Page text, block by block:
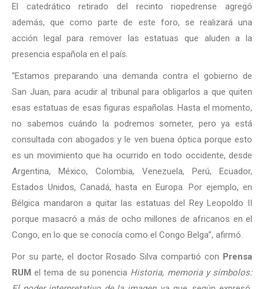
El catedrático retirado del recinto riopedrense agregó
además, que como parte de este foro, se realizará una
acción legal para remover las estatuas que aluden a la
presencia española en el país.
“Estamos preparando una demanda contra el gobierno de
San Juan, para acudir al tribunal para obligarlos a que quiten
esas estatuas de esas figuras españolas. Hasta el momento,
no sabemos cuándo la podremos someter, pero ya está
consultada con abogados y le ven buena óptica porque esto
es un movimiento que ha ocurrido en todo occidente, desde
Argentina, México, Colombia, Venezuela, Perú, Ecuador,
Estados Unidos, Canadá, hasta en Europa. Por ejemplo, en
Bélgica mandaron a quitar las estatuas del Rey Leopoldo II
porque masacró a más de ocho millones de africanos en el
Congo, en lo que se conocía como el Congo Belga”, afirmó.
Por su parte, el doctor Rosado Silva compartió con Prensa
RUM el tema de su ponencia Historia, memoria y símbolos: